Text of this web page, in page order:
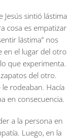
Jesús sintió lástima
cosa es empatizar
lástima” nos
en el lugar del otro
que experimenta.
del otro.
rodeaban. Hacía
en consecuencia.
a la persona en
Luego, en la